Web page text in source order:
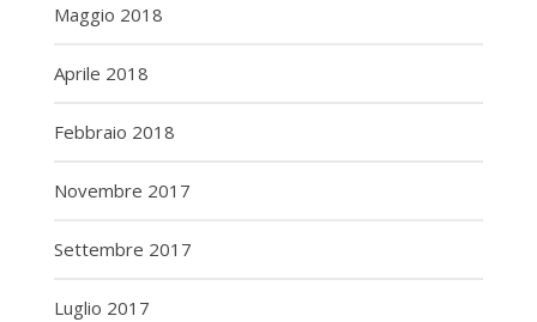
Maggio 2018
Aprile 2018
Febbraio 2018
Novembre 2017
Settembre 2017
Luglio 2017